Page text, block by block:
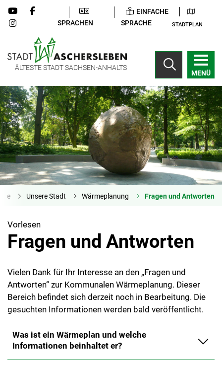
SPRACHEN
EINFACHE
SPRACHE
STADTPLAN
ÄLTESTE STADT SACHSEN-ANHALTS
MENÜ
Unsere Stadt Wärmeplanung Fragen und Antworten
Vorlesen
Fragen und Antworten
Vielen Dank für Ihr Interesse an den „Fragen und
Antworten“ zur Kommunalen Wärmeplanung. Dieser
Bereich befindet sich derzeit noch in Bearbeitung. Die
gesuchten Informationen werden bald veröffentlicht.
Was ist ein Wärmeplan und welche
Informationen beinhaltet er?